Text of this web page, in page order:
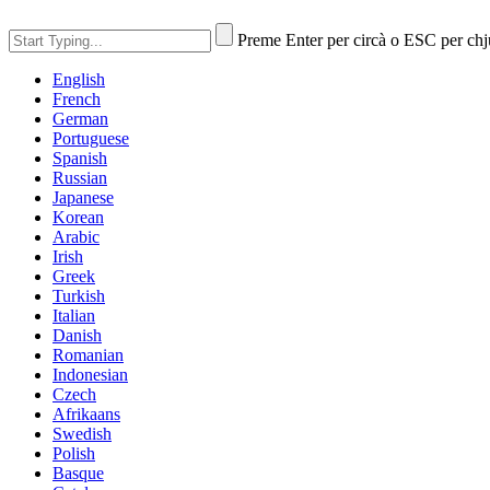
Preme Enter per circà o ESC per
English
French
German
Portuguese
Spanish
Russian
Japanese
Korean
Arabic
Irish
Greek
Turkish
Italian
Danish
Romanian
Indonesian
Czech
Afrikaans
Swedish
Polish
Basque